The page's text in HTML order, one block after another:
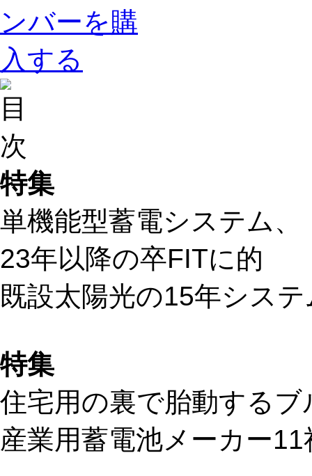
特集
単機能型蓄電システム、
23年以降の卒FITに的
既設太陽光の15年シス
特集
住宅用の裏で胎動する
産業用蓄電池メーカー